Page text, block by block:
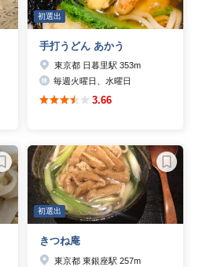
初選出
手打うどん あかう
東京都 日暮里駅 353m
毎週火曜日、水曜日
3.66
初選出
きつね庵
東京都 東銀座駅 257m